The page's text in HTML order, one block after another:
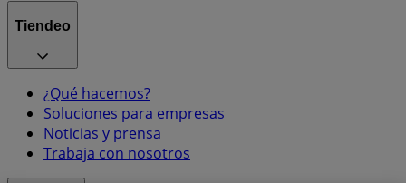
Tiendeo
¿Qué hacemos?
Soluciones para empresas
Noticias y prensa
Trabaja con nosotros